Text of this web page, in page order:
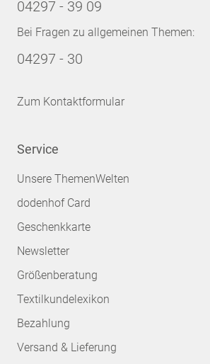
04297 - 39 09
Bei Fragen zu allgemeinen Themen:
04297 - 30
Zum Kontaktformular
Service
Unsere ThemenWelten
dodenhof Card
Geschenkkarte
Newsletter
Größenberatung
Textilkundelexikon
Bezahlung
Versand & Lieferung